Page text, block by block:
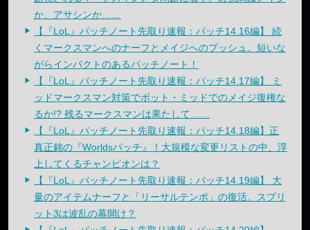
か、アサシンか……
【『LoL』パッチノート先取り速報：パッチ14.16編】 続
くマークスマンへのナーフとメイジへのプッシュ。短いな
がらインパクトのあるパッチノート！
【『LoL』パッチノート先取り速報：パッチ14.17編】 ミ
ッドマークスマン対策でボット・ミッドでのメイジ復権な
るか!? 残るマークスマンは果たして……
【『LoL』パッチノート先取り速報：パッチ14.18編】正
真正銘の『Worldsパッチ』！大規模な変更リストの中、浮
上してくるチャンピオンは？
【『LoL』パッチノート先取り速報：パッチ14.19編】 大
量のアイテムナーフと「リーサルテンポ」の復活。スプリ
ット3は波乱の幕開け？